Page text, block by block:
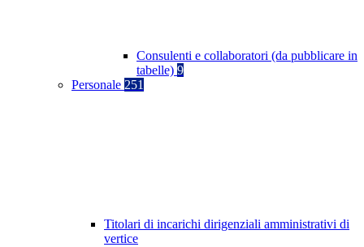
Consulenti e collaboratori (da pubblicare in
tabelle) 9
Personale 251
Titolari di incarichi dirigenziali amministrativi di
vertice